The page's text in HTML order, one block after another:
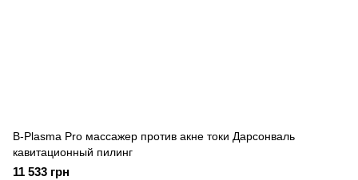
B-Plasma Pro массажер против акне токи Дарсонваль
кавитационный пилинг
11 533 грн